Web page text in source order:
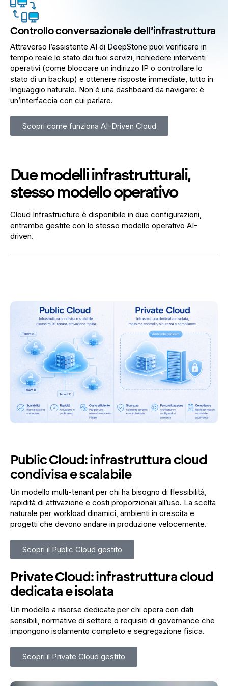
Controllo conversazionale dell’infrastruttura
Attraverso l’assistente AI di DeepStone puoi verificare in
tempo reale lo stato dei tuoi servizi, richiedere interventi
operativi (come bloccare un indirizzo IP o controllare lo
stato di un backup) e ottenere risposte immediate, tutto in
linguaggio naturale. Non è una dashboard da navigare: è
un’interfaccia con cui parlare.
Scopri come funziona AI-Driven Cloud
Due modelli infrastrutturali,
stesso modello operativo
Cloud Infrastructure è disponibile in due configurazioni,
entrambe gestite con lo stesso modello operativo AI-
driven.
Public Cloud: infrastruttura cloud
condivisa e scalabile
Un modello multi-tenant per chi ha bisogno di flessibilità,
rapidità di attivazione e costi proporzionali all’uso. La scelta
naturale per workload dinamici, ambienti in crescita e
progetti che devono andare in produzione velocemente.
Scopri il Public Cloud gestito
Private Cloud: infrastruttura cloud
dedicata e isolata
Un modello a risorse dedicate per chi opera con dati
sensibili, normative di settore o requisiti di governance che
impongono isolamento completo e segregazione fisica.
Scopri il Private Cloud gestito